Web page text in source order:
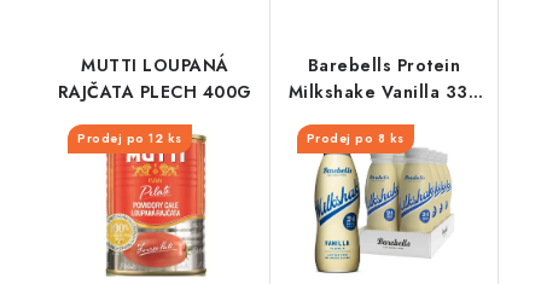
MUTTI LOUPANÁ
RAJČATA PLECH 400G
Prodej po 12 ks
Barebells Protein
Milkshake Vanilla 330
Prodej po 8 ks